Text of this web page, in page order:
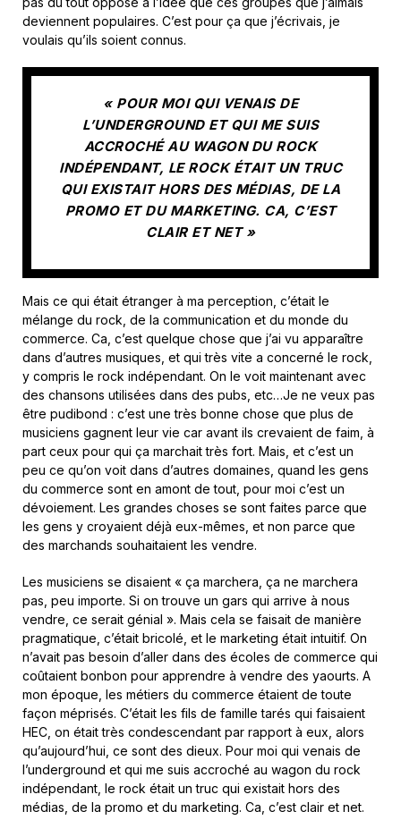
deviennent populaires. C’est pour ça que j’écrivais, je
voulais qu’ils soient connus.
« POUR MOI QUI VENAIS DE
L’UNDERGROUND ET QUI ME SUIS
ACCROCHÉ AU WAGON DU ROCK
INDÉPENDANT, LE ROCK ÉTAIT UN TRUC
QUI EXISTAIT HORS DES MÉDIAS, DE LA
PROMO ET DU MARKETING. CA, C’EST
CLAIR ET NET »
Mais ce qui était étranger à ma perception, c’était le
mélange du rock, de la communication et du monde du
commerce. Ca, c’est quelque chose que j’ai vu apparaître
dans d’autres musiques, et qui très vite a concerné le rock,
y compris le rock indépendant. On le voit maintenant avec
des chansons utilisées dans des pubs, etc…Je ne veux pas
être pudibond : c’est une très bonne chose que plus de
musiciens gagnent leur vie car avant ils crevaient de faim, à
part ceux pour qui ça marchait très fort. Mais, et c’est un
peu ce qu’on voit dans d’autres domaines, quand les gens
du commerce sont en amont de tout, pour moi c’est un
dévoiement. Les grandes choses se sont faites parce que
les gens y croyaient déjà eux-mêmes, et non parce que
des marchands souhaitaient les vendre.
Les musiciens se disaient « ça marchera, ça ne marchera
pas, peu importe. Si on trouve un gars qui arrive à nous
vendre, ce serait génial ». Mais cela se faisait de manière
pragmatique, c’était bricolé, et le marketing était intuitif. On
n’avait pas besoin d’aller dans des écoles de commerce qui
coûtaient bonbon pour apprendre à vendre des yaourts. A
mon époque, les métiers du commerce étaient de toute
façon méprisés. C’était les fils de famille tarés qui faisaient
HEC, on était très condescendant par rapport à eux, alors
qu’aujourd’hui, ce sont des dieux. Pour moi qui venais de
l’underground et qui me suis accroché au wagon du rock
indépendant, le rock était un truc qui existait hors des
médias, de la promo et du marketing. Ca, c’est clair et net.